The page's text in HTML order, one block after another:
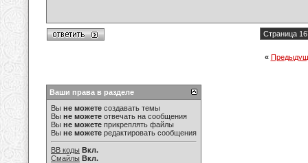
Страница
«
Ваши права в разделе
Вы не можете создавать темы
Вы не можете отвечать на сообщения
Вы не можете прикреплять файлы
Вы не можете редактировать сообщения
BB коды Вкл.
Смайлы Вкл.